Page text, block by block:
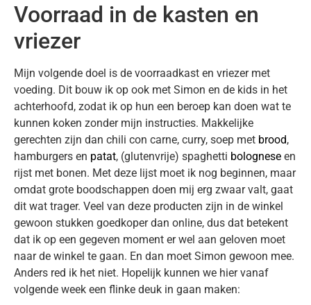
Voorraad in de kasten en
vriezer
Mijn volgende doel is de voorraadkast en vriezer met
voeding. Dit bouw ik op ook met Simon en de kids in het
achterhoofd, zodat ik op hun een beroep kan doen wat te
kunnen koken zonder mijn instructies. Makkelijke
gerechten zijn dan chili con carne, curry, soep met brood,
hamburgers en patat, (glutenvrije) spaghetti bolognese en
rijst met bonen. Met deze lijst moet ik nog beginnen, maar
omdat grote boodschappen doen mij erg zwaar valt, gaat
dit wat trager. Veel van deze producten zijn in de winkel
gewoon stukken goedkoper dan online, dus dat betekent
dat ik op een gegeven moment er wel aan geloven moet
naar de winkel te gaan. En dan moet Simon gewoon mee.
Anders red ik het niet. Hopelijk kunnen we hier vanaf
volgende week een flinke deuk in gaan maken: